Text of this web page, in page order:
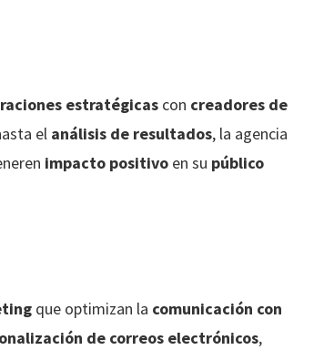
estratégicas con creadores de
el análisis de resultados, la agencia
impacto positivo en su público
que optimizan la comunicación con
de correos electrónicos,